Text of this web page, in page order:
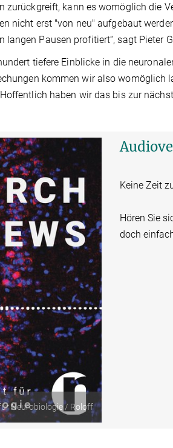
zurückgreift, kann es womöglich die
nicht erst "von neu" aufgebaut
Pausen profitiert“, sagt Pieter
tiefere Einblicke in die
kommen wir also womöglich
haben wir das bis zur
Neurobiologie / Roloff
Keine Zeit
Hören Sie
doch